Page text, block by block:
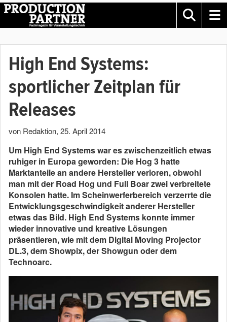
High End Systems:
sportlicher Zeitplan für
Releases
von Redaktion, 25. April 2014
Um High End Systems war es zwischenzeitlich etwas
ruhiger in Europa geworden: Die Hog 3 hatte
Marktanteile an andere Hersteller verloren, obwohl
man mit der Road Hog und Full Boar zwei verbreitete
Konsolen hatte. Im Scheinwerferbereich verzerrte die
Entwicklungsgeschwindigkeit anderer Hersteller
etwas das Bild. High End Systems konnte immer
wieder innovative und kreative Lösungen
präsentieren, wie mit dem Digital Moving Projector
DL.3, dem Showpix, der Showgun oder dem
Technoarc.